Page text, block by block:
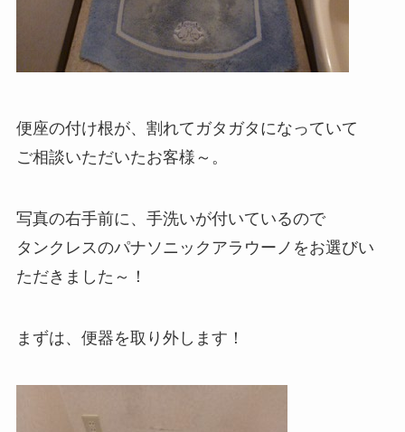
便座の付け根が、割れてガタガタになっていて
ご相談いただいたお客様～。
写真の右手前に、手洗いが付いているので
タンクレスのパナソニックアラウーノをお選びい
ただきました～！
まずは、便器を取り外します！